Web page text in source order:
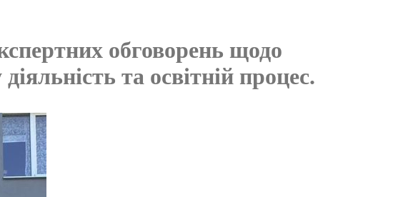
обговорень щодо
та освітній процес.